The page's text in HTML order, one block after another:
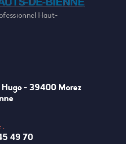
Haut-
- 39400 Morez
:
49 70